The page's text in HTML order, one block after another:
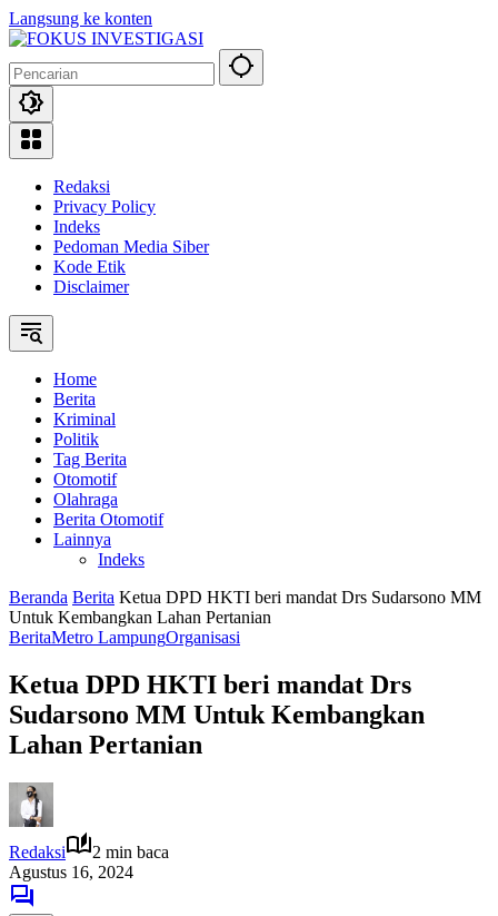
Langsung ke konten
Redaksi
Privacy Policy
Indeks
Pedoman Media Siber
Kode Etik
Disclaimer
Home
Berita
Kriminal
Politik
Tag Berita
Otomotif
Olahraga
Berita Otomotif
Lainnya
Indeks
Beranda Berita Ketua DPD HKTI beri mandat Drs Sudarsono MM
Untuk Kembangkan Lahan Pertanian
BeritaMetro LampungOrganisasi
Ketua DPD HKTI beri mandat Drs
Sudarsono MM Untuk Kembangkan
Lahan Pertanian
Redaksi
2 min baca
Agustus 16, 2024